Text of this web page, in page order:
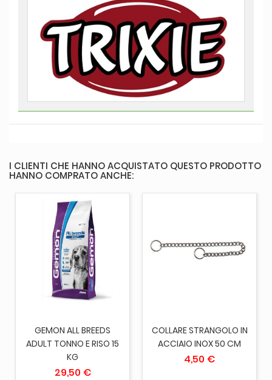
I CLIENTI CHE HANNO ACQUISTATO QUESTO PRODOTTO
HANNO COMPRATO ANCHE:
GEMON ALL BREEDS
ADULT TONNO E RISO 15
KG
29,50 €
COLLARE STRANGOLO IN
ACCIAIO INOX 50 CM
4,50 €